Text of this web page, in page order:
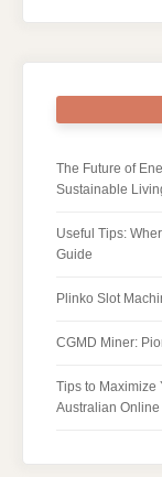
The Future of
Sustainable
Useful Tips:
Guide
Plinko Slot
CGMD Miner:
Tips to Maximize
Australian